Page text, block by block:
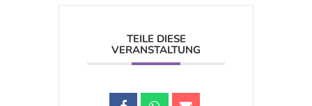
TEILE DIESE
VERANSTALTUNG